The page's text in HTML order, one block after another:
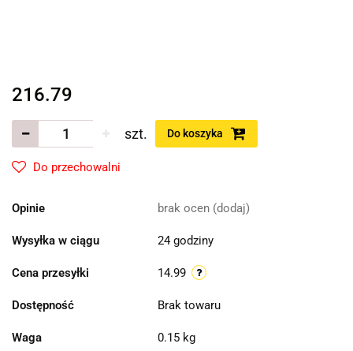
216.79
szt. Do koszyka
Do przechowalni
Opinie brak ocen (dodaj)
Wysyłka w ciągu 24 godziny
Cena przesyłki 14.99
Dostępność Brak towaru
Waga 0.15 kg